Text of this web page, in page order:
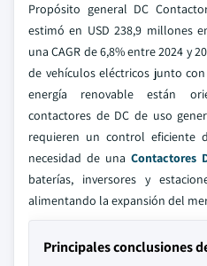
Propósito general DC
estimó en USD 238,9 millones
una CAGR de 6,8% entre 2024 y
de vehículos eléctricos junto
energía renovable están
contactores de DC de uso
requieren un control eficiente
necesidad de una Contactores
baterías, inversores y
alimentando la expansión del
Principales conclusiones